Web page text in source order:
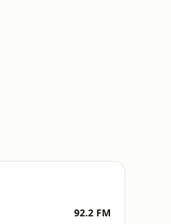
92.2 FM